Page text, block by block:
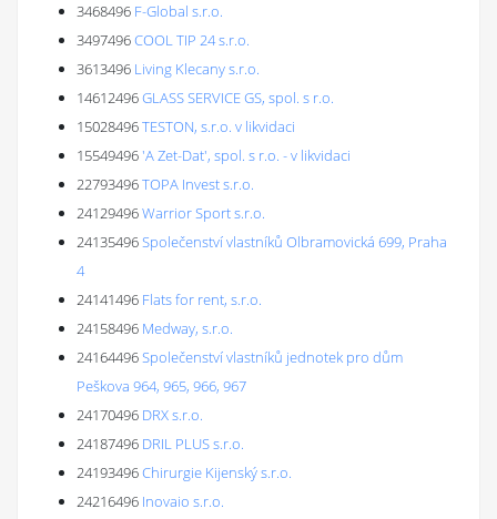
3468496 F-Global s.r.o.
3497496COOL TIP 24 s.r.o.
3613496 Living Klecany s.r.o.
14612496GLASS SERVICE GS, spol. s r.o.
15028496TESTON, s.r.o. v likvidaci
15549496'A Zet-Dat', spol. s r.o. - v likvidaci
22793496TOPA Invest s.r.o.
24129496Warrior Sport s.r.o.
24135496Společenství vlastníků Olbramovická 699, Praha
4
24141496 Flats for rent, s.r.o.
24158496 Medway, s.r.o.
24164496Společenství vlastníků jednotek pro dům
Peškova 964, 965, 966, 967
24170496 DRX s.r.o.
24187496 DRIL PLUS s.r.o.
24193496Chirurgie Kijenský s.r.o.
24216496 Inovaio s.r.o.